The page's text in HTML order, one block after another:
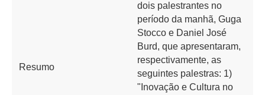
Resumo
dois palestrantes no
período da manhã, Guga
Stocco e Daniel José
Burd, que apresentaram,
respectivamente, as
seguintes palestras: 1)
"Inovação e Cultura no